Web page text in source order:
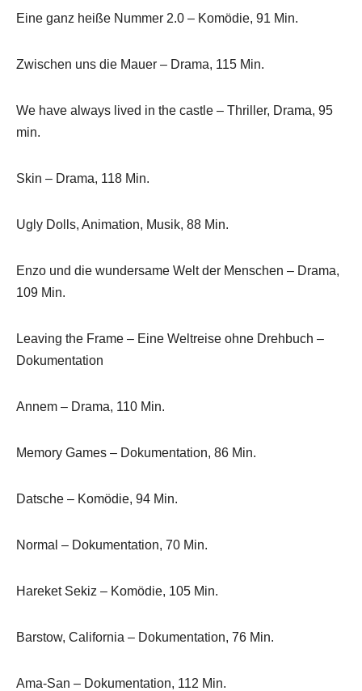
Eine ganz heiße Nummer 2.0 – Komödie, 91 Min.
Zwischen uns die Mauer – Drama, 115 Min.
We have always lived in the castle – Thriller, Drama, 95
min.
Skin – Drama, 118 Min.
Ugly Dolls, Animation, Musik, 88 Min.
Enzo und die wundersame Welt der Menschen – Drama,
109 Min.
Leaving the Frame – Eine Weltreise ohne Drehbuch –
Dokumentation
Annem – Drama, 110 Min.
Memory Games – Dokumentation, 86 Min.
Datsche – Komödie, 94 Min.
Normal – Dokumentation, 70 Min.
Hareket Sekiz – Komödie, 105 Min.
Barstow, California – Dokumentation, 76 Min.
Ama-San – Dokumentation, 112 Min.